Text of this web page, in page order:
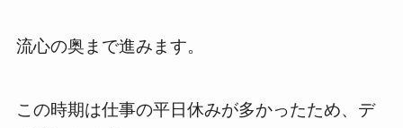
流心の奥まで進みます。
この時期は仕事の平日休みが多かったため、デ